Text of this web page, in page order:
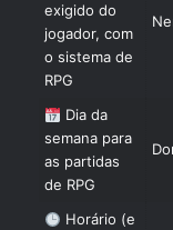
exigido do
jogador, com
o sistema de
RPG
Dia da
semana para
as partidas
de RPG
Horário (e